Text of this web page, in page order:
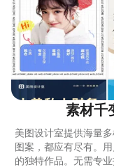
素材千
美图设计室提供海量
图案，都应有尽有。
的独特作品。无需专